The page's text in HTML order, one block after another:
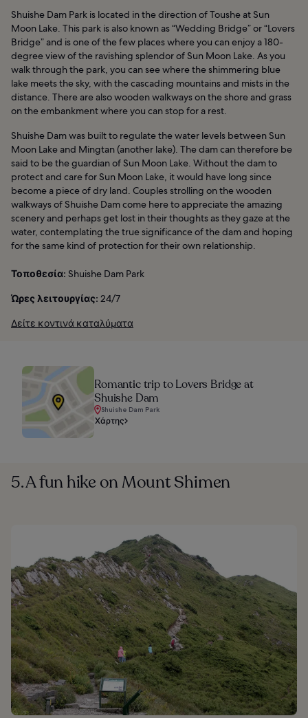
Shuishe Dam Park is located in the direction of Toushe at Sun
Moon Lake. This park is also known as “Wedding Bridge” or “Lovers
Bridge” and is one of the few places where you can enjoy a 180-
degree view of the ravishing splendor of Sun Moon Lake. As you
walk through the park, you can see where the shimmering blue
lake meets the sky, with the cascading mountains and mists in the
distance. There are also wooden walkways on the shore and grass
on the embankment where you can stop for a rest.
Shuishe Dam was built to regulate the water levels between Sun
Moon Lake and Mingtan (another lake). The dam can therefore be
said to be the guardian of Sun Moon Lake. Without the dam to
protect and care for Sun Moon Lake, it would have long since
become a piece of dry land. Couples strolling on the wooden
walkways of Shuishe Dam come here to appreciate the amazing
scenery and perhaps get lost in their thoughts as they gaze at the
water, contemplating the true significance of the dam and hoping
for the same kind of protection for their own relationship.
Τοποθεσία: Shuishe Dam Park
Ώρες λειτουργίας: 24/7
Δείτε κοντινά καταλύματα
Romantic trip to Lovers Bridge at
Shuishe Dam
Shuishe Dam Park
Χάρτης
5. A fun hike on Mount Shimen